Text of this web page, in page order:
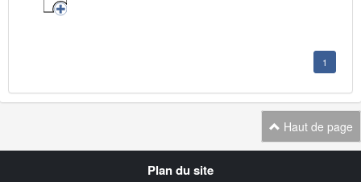
1
Haut de page
Plan du site